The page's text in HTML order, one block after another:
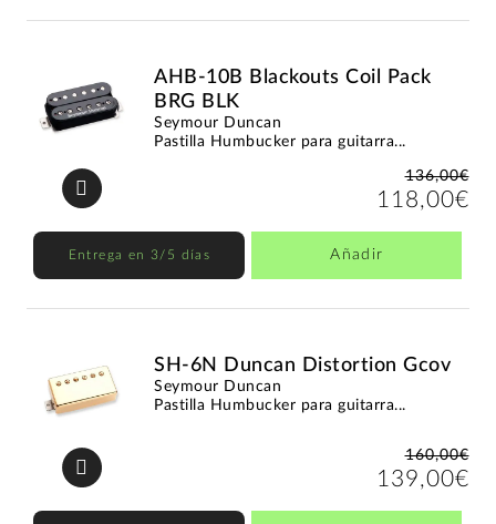
AHB-10B Blackouts Coil Pack
BRG BLK
Seymour Duncan
Pastilla Humbucker para guitarra...
136,00€
118,00€
Entrega en 3/5 días Añadir
SH-6N Duncan Distortion Gcov
Seymour Duncan
Pastilla Humbucker para guitarra...
160,00€
139,00€